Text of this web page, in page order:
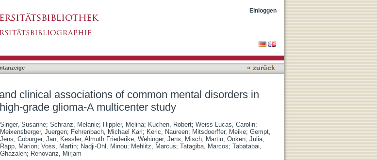
mental disorders in adults with high-grade glioma-
Einloggen
« zurück
clinical associations of common mental disorders in
grade glioma-A multicenter study
Singer, Susanne; Schranz, Melanie; Hippler, Melina; Kuchen, Robert; Weiss Lucas, Carolin;
Meixensberger, Juergen; Fehrenbach, Michael Karl ; Keric, Naureen; Mitsdoerffer, Meike; Gempt,
Jens; Coburger, Jan; Kessler, Almuth Friederike; Wehinger, Jens; Misch, Martin; Onken, Julia;
Rapp, Marion; Voss, Martin; Nadji-Ohl, Minou; Mehlitz, Marcus; Tatagiba, Marcos; Tabatabai,
Ghazaleh; Renovanz, Mirjam